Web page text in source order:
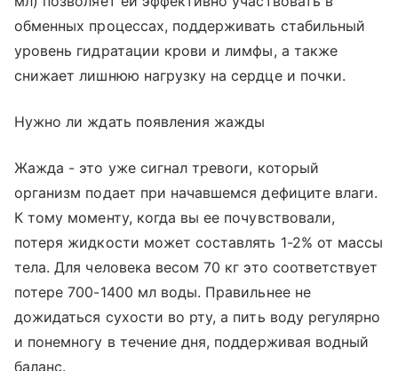
обменных процессах, поддерживать стабильный
уровень гидратации крови и лимфы, а также
снижает лишнюю нагрузку на сердце и почки.
Нужно ли ждать появления жажды
Жажда - это уже сигнал тревоги, который
организм подает при начавшемся дефиците влаги.
К тому моменту, когда вы ее почувствовали,
потеря жидкости может составлять 1-2% от массы
тела. Для человека весом 70 кг это соответствует
потере 700-1400 мл воды. Правильнее не
дожидаться сухости во рту, а пить воду регулярно
и понемногу в течение дня, поддерживая водный
баланс.